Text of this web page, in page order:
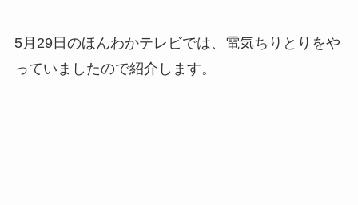
5月29日のほんわかテレビでは、電気ちりとりをや
っていましたので紹介します。